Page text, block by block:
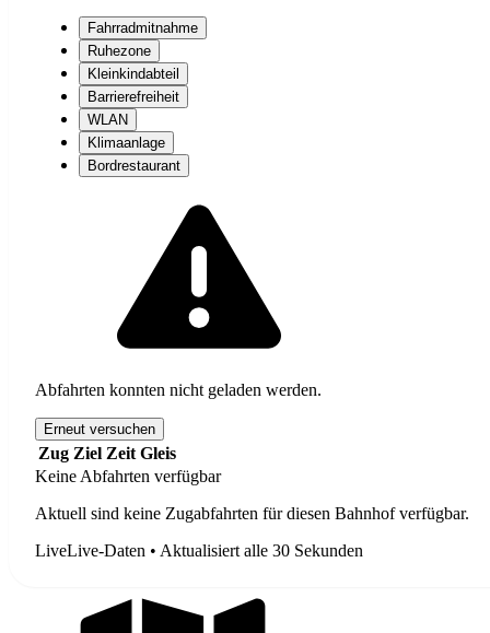
Fahrradmitnahme
Ruhezone
Kleinkindabteil
Barrierefreiheit
WLAN
Klimaanlage
Bordrestaurant
Abfahrten konnten nicht geladen werden.
Erneut versuchen
Zug Ziel Zeit Gleis
Keine Abfahrten verfügbar
Aktuell sind keine Zugabfahrten für diesen Bahnhof verfügbar.
LiveLive-Daten • Aktualisiert alle 30 Sekunden